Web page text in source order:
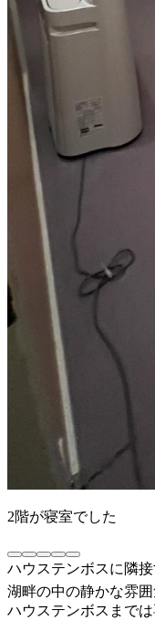
2階が寝室でした
ハウステンボスに隣
湖畔の中の静かな雰
ハウステンボスまで